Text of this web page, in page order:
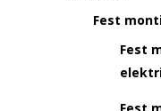
Fest
Fest